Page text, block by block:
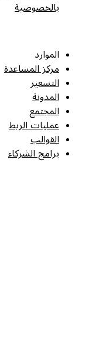
بالخصوصية
الموارد
مركز المساعدة
التسعير
المدونة
المجتمع
عمليات الربط
القوالب
برامج الشركاء